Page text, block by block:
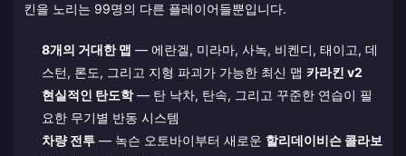
킨을 노리는 99명의 다른 플레이어들뿐입니다.
8개의 거대한 맵 — 에란겔, 미라마, 사녹, 비켄디, 태이고, 데
스턴, 론도, 그리고 지형 파괴가 가능한 최신 맵 카라킨 v2
현실적인 탄도학— 탄 낙차, 탄속, 그리고 꾸준한 연습이 필
요한 무기별 반동 시스템
차량 전투— 녹슨 오토바이부터 새로운 할리데이비슨 콜라보